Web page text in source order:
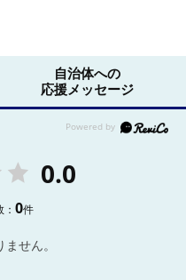
自治体への
応援メッセージ
0.0
：0件
せん。